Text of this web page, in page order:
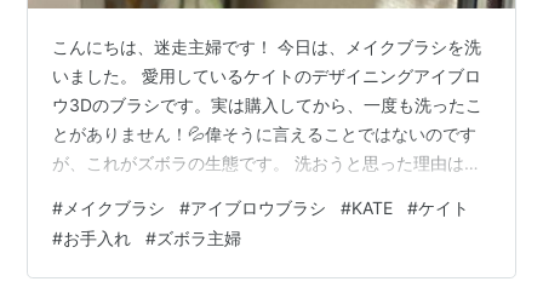
こんにちは、迷走主婦です！ 今日は、メイクブラシを洗
いました。 愛用しているケイトのデザイニングアイブロ
ウ3Dのブラシです。実は購入してから、一度も洗ったこ
とがありません！💦偉そうに言えることではないのです
が、これがズボラの生態です。 洗おうと思った理由はた
専用クリーナーは持っていないので、とりあえずビオレ
の泡ハンドソープで洗いました🫧泡が茶色に変色。汚
っ。我ながらちょっとひく😱よくすすいで、洗濯機の上
# メイクブラシ #アイブロウブラシ #KATE #ケイト
#お手入れ #ズボラ主婦